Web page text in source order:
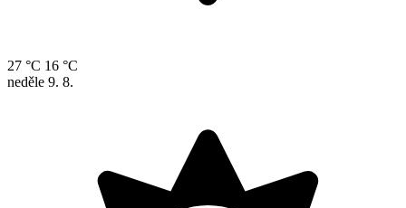
27 °C 16 °C
neděle 9. 8.